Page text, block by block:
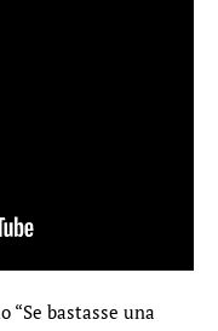
“Se bastasse una